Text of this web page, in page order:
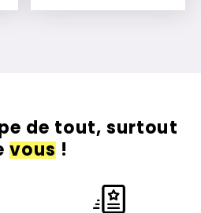
Ajouter à mon devis
de tout, surtout
vous!